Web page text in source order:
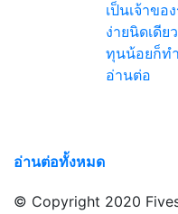
เป็นเจ้าข
ง่ายนิดเดี
ทุนน้อยก็ท
อ่านต่อ
อ่านต่อทั้งหมด
© Copyright 2020